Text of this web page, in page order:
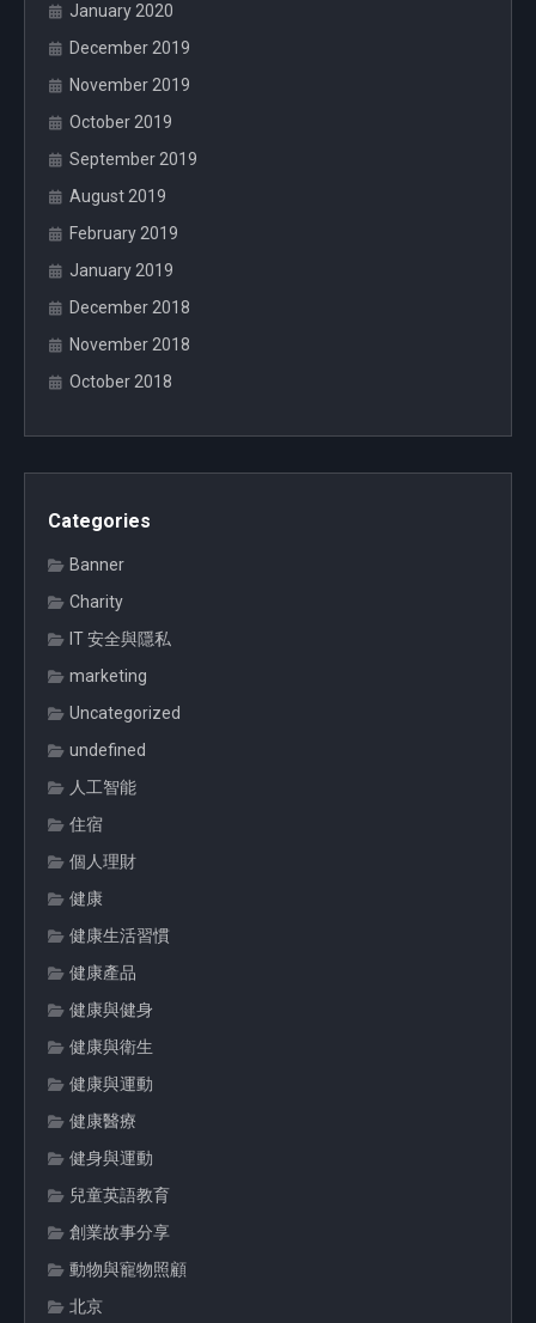
January 2020
December 2019
November 2019
October 2019
September 2019
August 2019
February 2019
January 2019
December 2018
November 2018
October 2018
Categories
Banner
Charity
IT 安全與隱私
marketing
Uncategorized
undefined
人工智能
住宿
個人理財
健康
健康生活習慣
健康產品
健康與健身
健康與衛生
健康與運動
健康醫療
健身與運動
兒童英語教育
創業故事分享
動物與寵物照顧
北京